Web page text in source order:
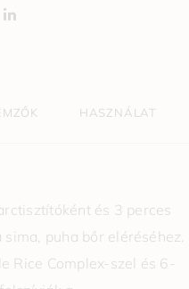
HASZNÁLAT
és 3 perces
puha bőr eléréséhez.
Rice Complex-szel és 6-